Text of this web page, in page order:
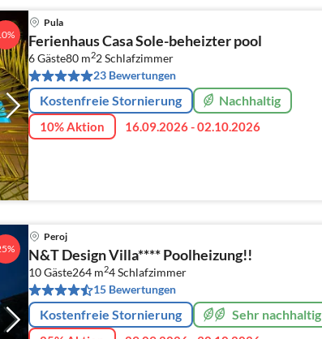
Pula
Ferienhaus Casa Sole-beheizter pool
6 Gäste80 m22Schlafzimmer
23 Bewertungen
Kostenfreie Stornierung Nachhaltig
10% Aktion 16.09.2026 - 02.10.2026
Peroj
N&T Design Villa**** Poolheizung!!
10 Gäste264 m24Schlafzimmer
15 Bewertungen
Kostenfreie Stornierung Sehr nachhaltig